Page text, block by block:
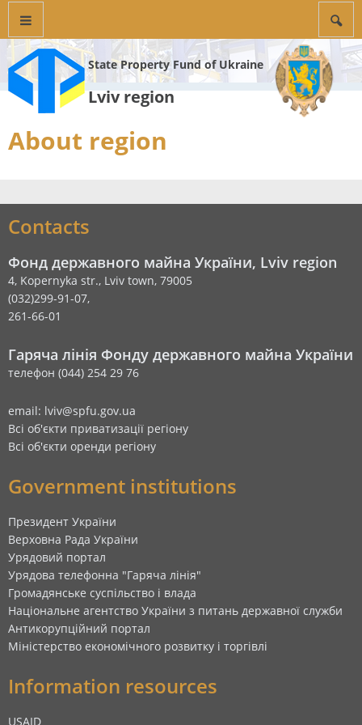
State Property Fund of Ukraine
Lviv region
About region
Contacts
Фонд державного майна України, Lviv region
4, Kopernyka str., Lviv town, 79005
(032)299-91-07,
261-66-01
Гаряча лінія Фонду державного майна України
телефон (044) 254 29 76
email: lviv@spfu.gov.ua
Всі об'єкти приватизації регіону
Всі об'єкти оренди регіону
Government institutions
Президент України
Верховна Рада України
Урядовий портал
Урядова телефонна "Гаряча лінія"
Громадянське суспільство і влада
Національне агентство України з питань державної служби
Антикорупційний портал
Міністерство економічного розвитку і торгівлі
Information resources
USAID